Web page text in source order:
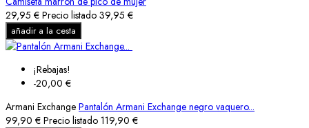
29,95 € Precio listado 39,95 €
añadir a la cesta
¡Rebajas!
-20,00 €
Armani Exchange Pantalón Armani Exchange negro vaquero...
99,90 € Precio listado 119,90 €